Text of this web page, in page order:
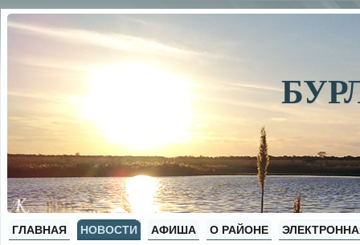
ГЛАВНАЯ НОВОСТИ АФИША О РАЙОНЕ